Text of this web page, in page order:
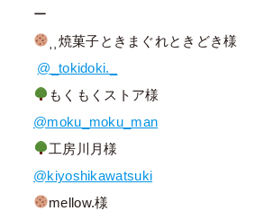
ー
⸒⸒焼菓子ときまぐれときどき様
@_tokidoki._
もくもくストア様
@moku_moku_man
工房川月様
@kiyoshikawatsuki
mellow.様